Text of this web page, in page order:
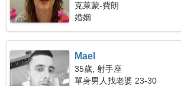
克萊蒙-費朗
婚姻
Mael
35歲, 射手座
單身男人找老婆 23-30